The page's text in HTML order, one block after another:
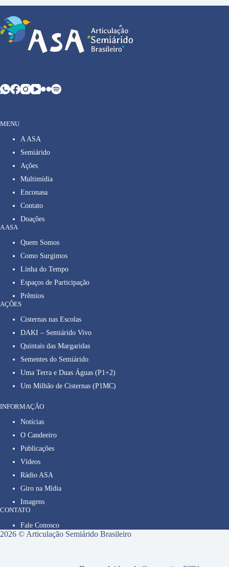
MENU
A ASA
Semiárido
Ações
Multimídia
Enconasa
Contato
Doações
A ASA
Quem Somos
Como Surgimos
Linha do Tempo
Espaços de Participação
Prêmios
AÇÕES
Cisternas nas Escolas
DAKI – Semiárido Vivo
Quintais das Margaridas
Sementes do Semiárido
Uma Terra e Duas Águas (P1+2)
Um Milhão de Cisternas (P1MC)
INFORMAÇÃO
Notícias
O Candeeiro
Publicações
Vídeos
Rádio ASA
Giro na Mídia
Imagens
CONTATO
Fale Conosco
2026 © Articulação Semiárido Brasileiro